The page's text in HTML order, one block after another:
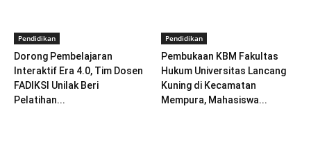
Pendidikan
Dorong Pembelajaran
Interaktif Era 4.0, Tim Dosen
FADIKSI Unilak Beri
Pelatihan...
Pendidikan
Pembukaan KBM Fakultas
Hukum Universitas Lancang
Kuning di Kecamatan
Mempura, Mahasiswa...